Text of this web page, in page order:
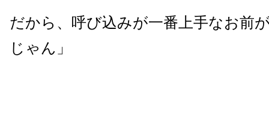
だから、呼び込みが一番上手なお前
じゃん」